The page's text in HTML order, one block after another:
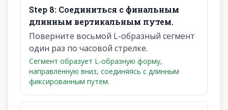
Step 8: Соединиться с финальным
длинным вертикальным путем.
Поверните восьмой L-образный сегмент
один раз по часовой стрелке.
Сегмент образует L-образную форму,
направленную вниз, соединяясь с длинным
фиксированным путем.